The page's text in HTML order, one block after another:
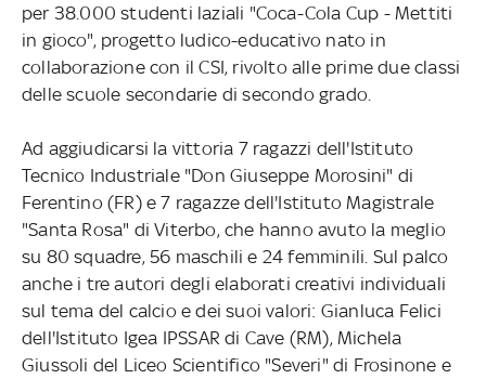
per 38.000 studenti laziali "Coca-Cola Cup - Mettiti
in gioco", progetto ludico-educativo nato in
collaborazione con il CSI, rivolto alle prime due classi
delle scuole secondarie di secondo grado.
Ad aggiudicarsi la vittoria 7 ragazzi dell'Istituto
Tecnico Industriale "Don Giuseppe Morosini" di
Ferentino (FR) e 7 ragazze dell'Istituto Magistrale
"Santa Rosa" di Viterbo, che hanno avuto la meglio
su 80 squadre, 56 maschili e 24 femminili. Sul palco
anche i tre autori degli elaborati creativi individuali
sul tema del calcio e dei suoi valori: Gianluca Felici
dell'Istituto Igea IPSSAR di Cave (RM), Michela
Giussoli del Liceo Scientifico "Severi" di Frosinone e